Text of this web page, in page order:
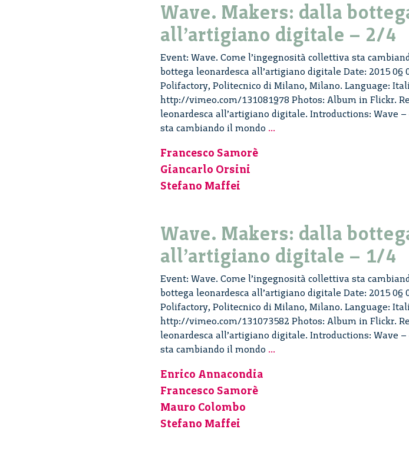
Wave. Makers: dalla
all’artigiano digitale – 2/4
Event: Wave. Come l’ingegnosità collettiva sta
bottega leonardesca all’artigiano digitale Date: 2015 06
Polifactory, Politecnico di Milano, Milano. Language:
http://vimeo.com/131081978 Photos: Album in Flickr.
leonardesca all’artigiano digitale. Introductions: Wave
sta cambiando il mondo ...
2/4
Francesco Samorè
Giancarlo Orsini
Stefano Maffei
Wave. Makers: dalla
all’artigiano digitale – 1/4
Event: Wave. Come l’ingegnosità collettiva sta
bottega leonardesca all’artigiano digitale Date: 2015 06
Polifactory, Politecnico di Milano, Milano. Language:
http://vimeo.com/131073582 Photos: Album in Flickr.
leonardesca all’artigiano digitale. Introductions: Wave
sta cambiando il mondo ...
Enrico Annacondia
Francesco Samorè
Mauro Colombo
Stefano Maffei